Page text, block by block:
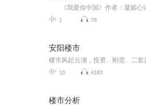
1 78
安阳楼市
10 4183
楼市分析